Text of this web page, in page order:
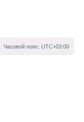
Часовой пояс: UTC+03:00